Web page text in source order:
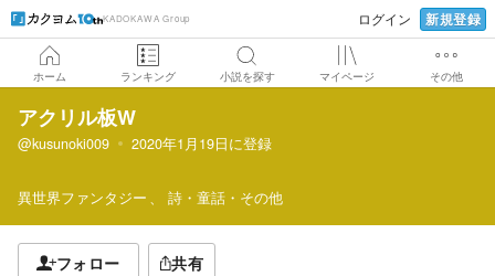
KADOKAWA Group ログイン 新規登録
ホーム ランキング 小説を探す マイページ その他
アクリル板W
@kusunoki009 2020年1月19日に登録
異世界ファンタジー 詩・童話・その他
フォロー 共有